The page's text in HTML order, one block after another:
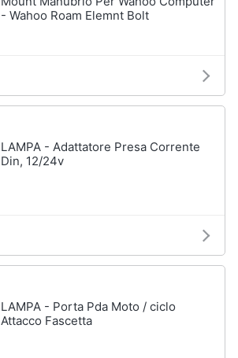
- Wahoo Roam Elemnt Bolt
LAMPA - Adattatore Presa Corrente
Din, 12/24v
LAMPA - Porta Pda Moto / ciclo
Attacco Fascetta